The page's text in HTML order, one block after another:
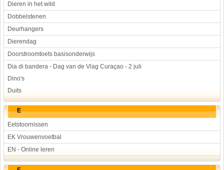
Dieren in het wild
Dobbelstenen
Deurhangers
Dierendag
Doorstroomtoets basisonderwijs
Dia di bandera - Dag van de Vlag Curaçao - 2 juli
Dino's
Duits
E
Eetstoornissen
EK Vrouwenvoetbal
EN - Online leren